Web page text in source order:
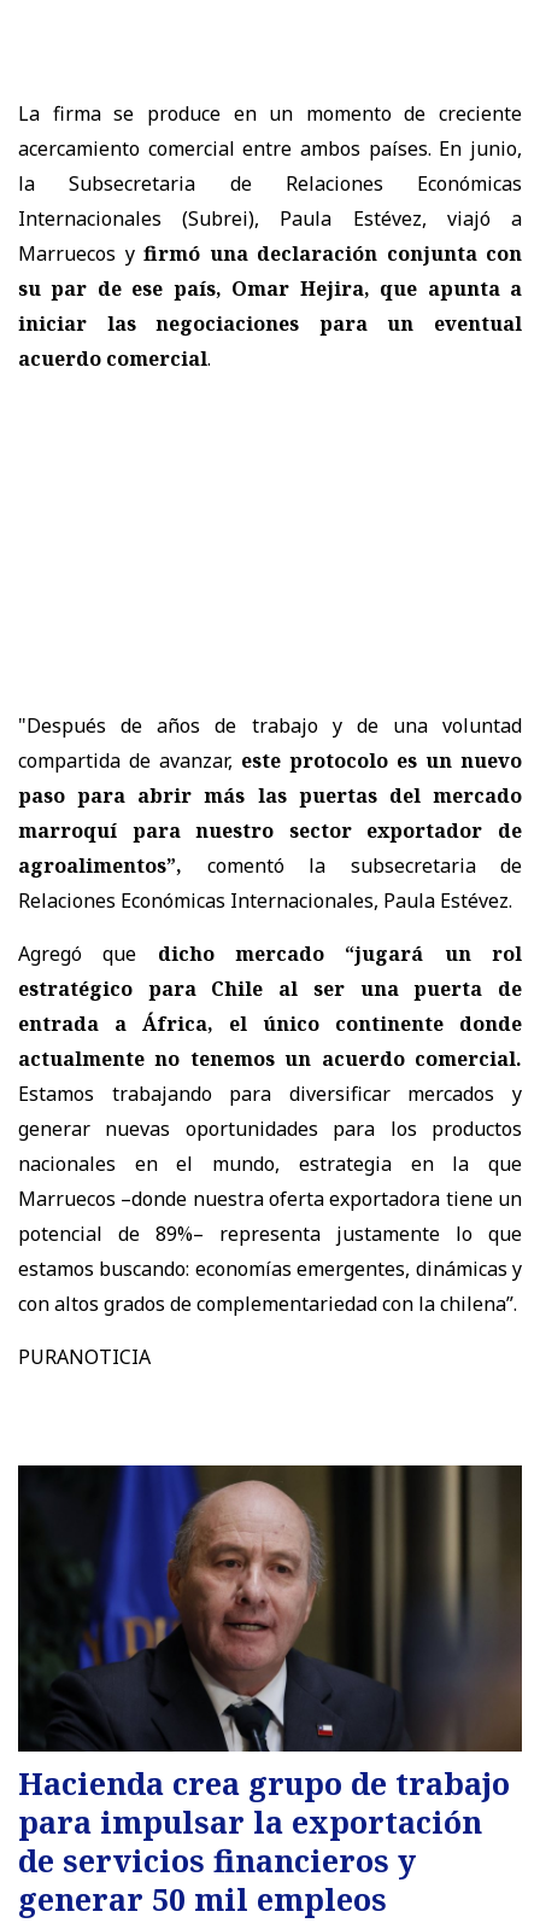
La firma se produce en un momento de creciente
acercamiento comercial entre ambos países. En junio,
la Subsecretaria de Relaciones Económicas
Internacionales (Subrei), Paula Estévez, viajó a
Marruecos y firmó una declaración conjunta con
su par de ese país, Omar Hejira, que apunta a
iniciar las negociaciones para un eventual
acuerdo comercial.
"Después de años de trabajo y de una voluntad
compartida de avanzar, este protocolo es un nuevo
paso para abrir más las puertas del mercado
marroquí para nuestro sector exportador de
agroalimentos”, comentó la subsecretaria de
Relaciones Económicas Internacionales, Paula Estévez.
Agregó que dicho mercado “jugará un rol
estratégico para Chile al ser una puerta de
entrada a África, el único continente donde
actualmente no tenemos un acuerdo comercial.
Estamos trabajando para diversificar mercados y
generar nuevas oportunidades para los productos
nacionales en el mundo, estrategia en la que
Marruecos –donde nuestra oferta exportadora tiene un
potencial de 89%– representa justamente lo que
estamos buscando: economías emergentes, dinámicas y
con altos grados de complementariedad con la chilena”.
PURANOTICIA
Hacienda crea grupo de trabajo
para impulsar la exportación
de servicios financieros y
generar 50 mil empleos